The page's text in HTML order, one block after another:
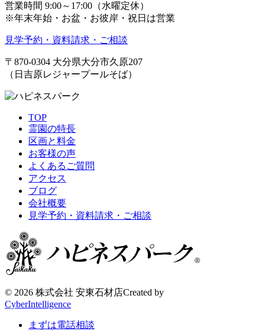
営業時間 9:00～17:00（水曜定休）
※年末年始・お盆・お彼岸・祝日は営業
見学予約・資料請求・ご相談
〒870-0304 大分県大分市久原207
（日吉原レジャープールそば）
TOP
霊園の特長
区画と料金
お客様の声
よくあるご質問
アクセス
ブログ
会社概要
見学予約・資料請求・ご相談
© 2026 株式会社 安東石材店Created by
CyberIntelligence
まずは電話相談